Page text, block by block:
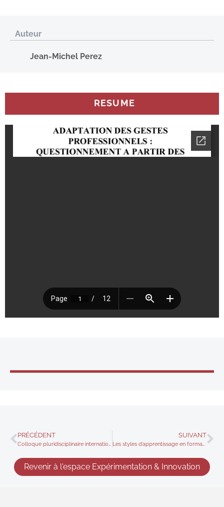
Auteur
Jean-Michel Perez
RESUME
PRÉCÉDENT
Colloque pluridisciplinaire international sur la restitution des savoirs
SUIVANT
Les styles d’apprentissage en formation
Revenir à l'espace Expérimentation & Innovation